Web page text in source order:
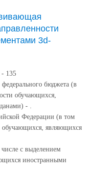
3d-
- 135
бюджета (в
обучающихся,
- .
Федерации (в том
обучающихся, являющихся
с выделением
иностранными